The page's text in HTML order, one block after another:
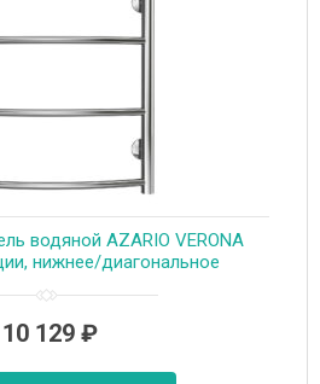
водяной AZARIO VERONA
нижнее/диагональное
10 129 ₽